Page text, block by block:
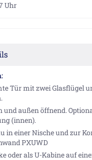
Uhr
Tür mit zwei Glasflügel
und außen öffnend.
(innen).
in einer Nische und zur
PXUWD
oder als U-Kabine auf